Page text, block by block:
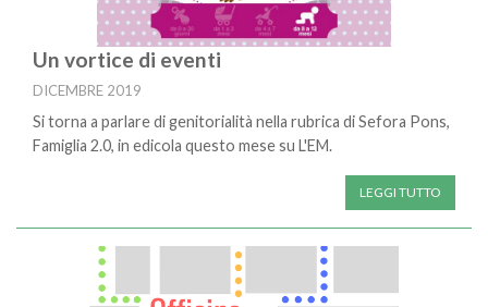
Un vortice di eventi
DICEMBRE 2019
Si torna a parlare di genitorialità nella rubrica di Sefora Pons,
Famiglia 2.0, in edicola questo mese su L'EM.
LEGGI TUTTO